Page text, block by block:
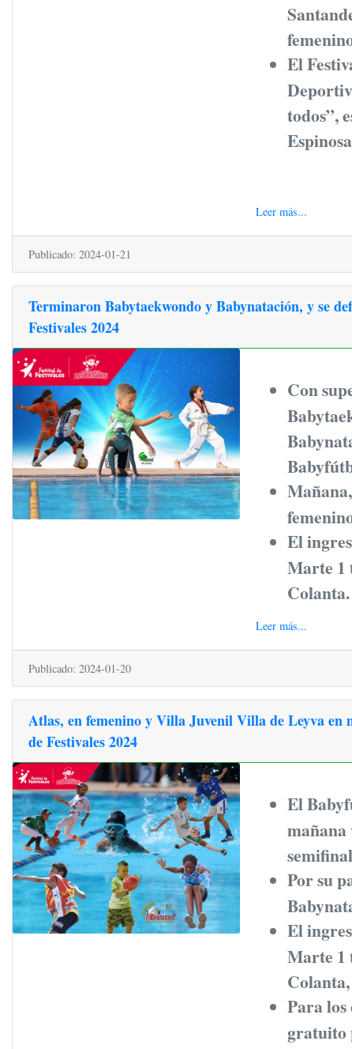
El
todos”,
Leer más...
Publicado: 2024-01-21
Terminaron Babytaekwondo y Babynatación, y se
Festivales 2024
Con
El
Marte 1
Colanta.
Leer más...
Publicado: 2024-01-20
Atlas, en femenino y Villa Juvenil Villa de Leyva en
de Festivales 2024
El
mañana
Por su
El
Marte 1
Para los
gratuito